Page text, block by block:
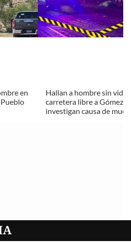
en
Hallan a hombre sin vida
carretera libre a Gómez
investigan causa de